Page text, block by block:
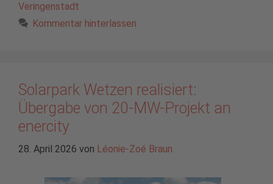
Veringenstadt
Kommentar hinterlassen
Solarpark Wetzen realisiert:
Übergabe von 20-MW-Projekt an
enercity
28. April 2026 von Léonie-Zoé Braun